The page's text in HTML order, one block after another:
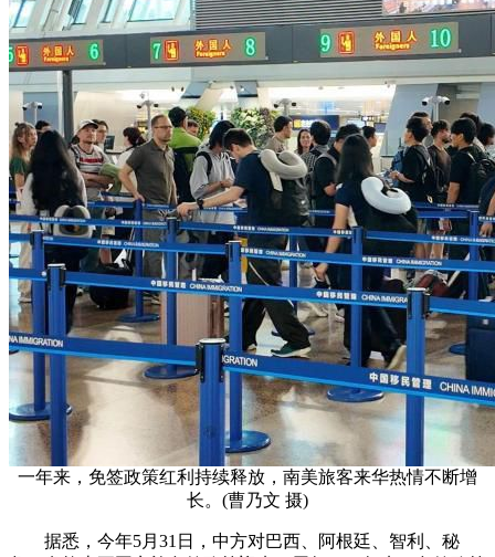
一年来，免签政策红利持续释放，南美旅客来华热情不断增
长。(曹乃文 摄)
据悉，今年5月31日，中方对巴西、阿根廷、智利、秘